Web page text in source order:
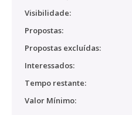
Visibilidade:
Propostas:
Propostas excluídas:
Interessados:
Tempo restante:
Valor Mínimo: